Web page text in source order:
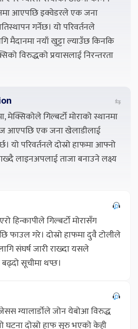
आएपछि इक्वेडरले एक जना
गर्नेछ। यो परिवर्तनले
मैदानमा नयाँ खुट्टा ल्याउँछ किनकि
विरुद्धको प्रयासलाई निरन्तरता
⇆
मेक्सिकोले गिल्बर्टो मोराको स्थानमा
आएपछि एक जना खेलाडीलाई
यो परिवर्तनले दोस्रो हाफमा आफ्नो
लाइनअपलाई ताजा बनाउने लक्ष्य
हिन्कापीले गिल्बर्टो मोरासँग
फाउल गरे। दोस्रो हाफमा दुवै टोलीले
संघर्ष जारी राख्दा यसले
सूचीमा थप्छ।
ग्यालार्डोले जोन येबोआ विरुद्ध
घटना दोस्रो हाफ सुरु भएको केही